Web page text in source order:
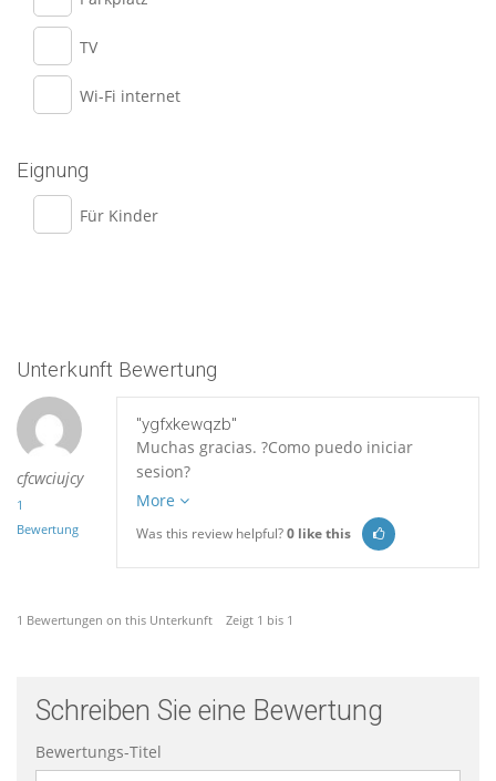
TV
Wi-Fi internet
Eignung
Für Kinder
Unterkunft Bewertung
cfcwciujcy
1
Bewertung
"ygfxkewqzb"
Muchas gracias. ?Como puedo iniciar
sesion?
More
Was this review helpful?0like this
1 Bewertungen on this Unterkunft Zeigt 1 bis 1
Schreiben Sie eine Bewertung
Bewertungs-Titel